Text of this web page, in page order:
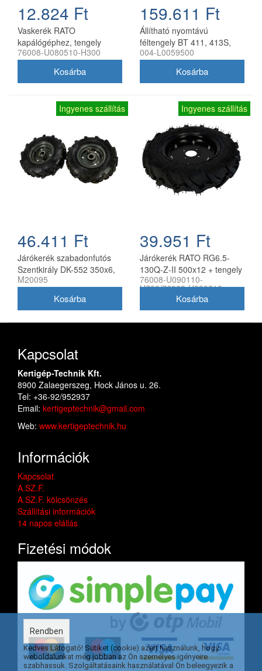
12.824 Ft
Vaskerék RATO
kapálógéphez, tengely
nélkül
76008-U080510-H300
159.611 Ft
Állítható nyomtávú
féltengely BT 411, 413S,
417S kultivátorhoz, Bertolini
004-L0059500
Ingyenes szállítás
46.411 Ft
Járókerék szabadonfutós
Szentkirály DK-552 350x6,
párban
M20095
Ingyenes szállítás
39.951 Ft
Járókerék RATO RG6.5-
130Q-Z-II 500x12 + tengely
készlet (pár)
76008-U090110-
H700/76008-U090210-
Kapcsolat
Kertigép-Technik Kft.
8900 Zalaegerszeg, Hock János u. 26.
Tel: +36-92/952937
Email: kertigeptechnik@gmail.com
Web: www.kertigeptechnik.hu
Információk
Kapcsolat
A.SZ.F.
A.SZ.F. kölcsönzés
Szállítási információk
14 napos elállás
Fizetési módok
Rendben
Kedves Látogató! Sütiket (cookie) azért használunk, hogy
weboldalunkat még jobban az Ön személyes igényeire
szabhassuk. Szolgáltatásaink használatával Ön beleegyezik a